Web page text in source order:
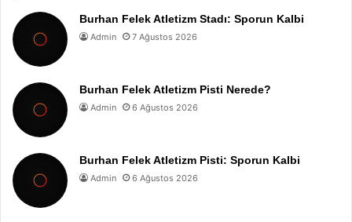
Burhan Felek Atletizm Stadı: Sporun Kalbi
Admin 7 Ağustos 2026
Burhan Felek Atletizm Pisti Nerede?
Admin 6 Ağustos 2026
Burhan Felek Atletizm Pisti: Sporun Kalbi
Admin 6 Ağustos 2026